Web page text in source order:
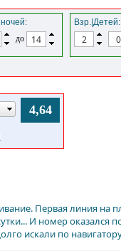
до
Взр.|Детей:
4,64
Первая линия на
И номер оказался
искали по